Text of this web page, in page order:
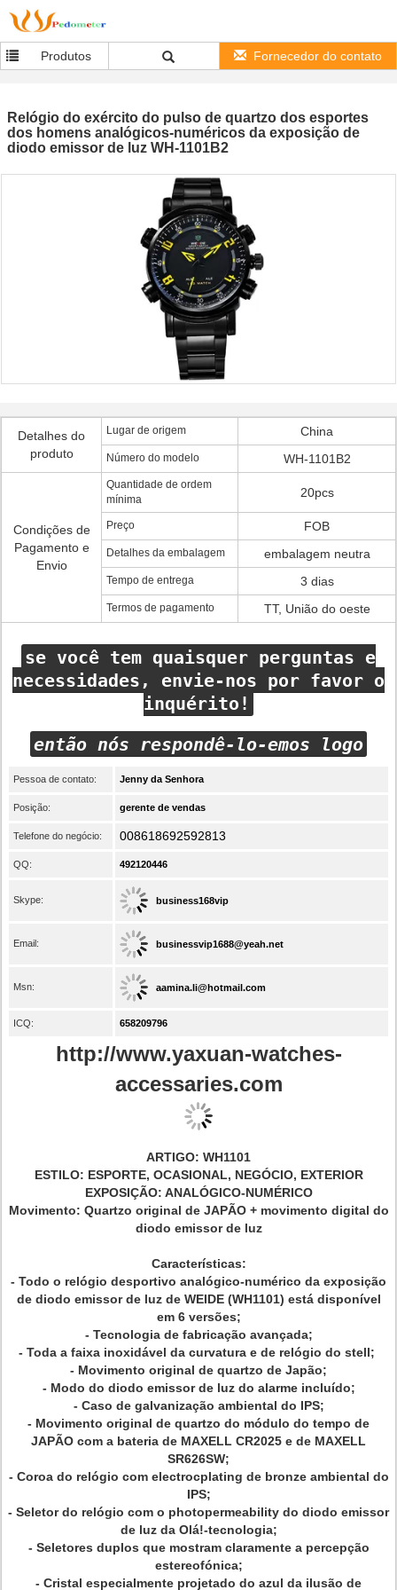
Produtos Fornecedor do contato
Relógio do exército do pulso de quartzo dos esportes
dos homens analógicos-numéricos da exposição de
diodo emissor de luz WH-1101B2
Detalhes do
produto
Lugar de origem China
Número do modelo WH-1101B2
Condições de
Pagamento e
Envio
Quantidade de ordem
mínima
20pcs
Preço FOB
Detalhes da embalagem embalagem neutra
Tempo de entrega 3 dias
Termos de pagamento TT, União do oeste
se você tem quaisquer perguntas e
necessidades, envie-nos por favor o
inquérito!
então nós respondê-lo-emos logo
Pessoa de contato: Jenny da Senhora
Posição: gerente de vendas
Telefone do negócio: 008618692592813
QQ: 492120446
Skype: business168vip
Email: businessvip1688@yeah.net
Msn: aamina.li@hotmail.com
ICQ: 658209796
http://www.yaxuan-watches-
accessaries.com
ARTIGO: WH1101
ESTILO: ESPORTE, OCASIONAL, NEGÓCIO, EXTERIOR
EXPOSIÇÃO: ANALÓGICO-NUMÉRICO
Movimento: Quartzo original de JAPÃO + movimento digital do
diodo emissor de luz
Características:
- Todo o relógio desportivo analógico-numérico da exposição
de diodo emissor de luz de WEIDE (WH1101) está disponível
em 6 versões;
- Tecnologia de fabricação avançada;
- Toda a faixa inoxidável da curvatura e de relógio do stell;
- Movimento original de quartzo de Japão;
- Modo do diodo emissor de luz do alarme incluído;
- Caso de galvanização ambiental do IPS;
- Movimento original de quartzo do módulo do tempo de
JAPÃO com a bateria de MAXELL CR2025 e de MAXELL
SR626SW;
- Coroa do relógio com electrocplating de bronze ambiental do
IPS;
- Seletor do relógio com o photopermeability do diodo emissor
de luz da Olá!-tecnologia;
- Seletores duplos que mostram claramente a percepção
estereofónica;
- Cristal especialmente projetado do azul da ilusão de